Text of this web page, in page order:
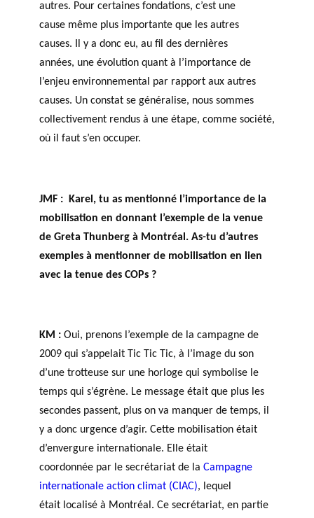
autres. Pour certaines fondations, c’est une
cause même plus importante que les autres
causes. Il y a donc eu, au fil des dernières
années, une évolution quant à l’importance de
l’enjeu environnemental par rapport aux autres
causes. Un constat se généralise, nous sommes
collectivement rendus à une étape, comme société,
où il faut s’en occuper.
JMF :
Karel, tu as mentionné l’importance de la
mobilisation en donnant l’exemple de la venue
de Greta Thunberg à Montréal. As-tu d’autres
exemples à mentionner de mobilisation en lien
avec la tenue des COPs ?
KM : Oui, prenons l’exemple de la campagne de
2009 qui s’appelait Tic Tic Tic, à l’image du son
d’une trotteuse sur une horloge qui symbolise le
temps qui s’égrène. Le message était que plus les
secondes passent, plus on va manquer de temps, il
y a donc urgence d’agir. Cette mobilisation était
d’envergure internationale. Elle était
coordonnée par le secrétariat de la Campagne
internationale action climat (CIAC), lequel
était localisé à Montréal. Ce secrétariat, en partie